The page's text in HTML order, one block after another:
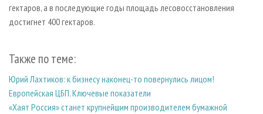
гектаров, а в последующие годы площадь лесовосстановления
достигнет 400 гектаров.
Также по теме:
Юрий Лахтиков: к бизнесу наконец-то повернулись лицом!
Европейская ЦБП. Ключевые показатели
«Хаят Россия» станет крупнейшим производителем бумажной